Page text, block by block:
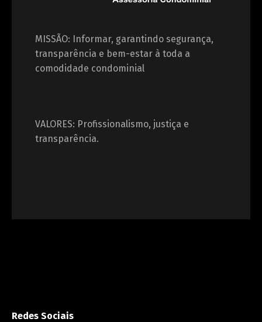
MISSÃO: Informar, garantindo segurança,
transparência e bem-estar à toda a
comodidade condominial
VALORES: Profissionalismo, justiça e
transparência.
Redes Sociais